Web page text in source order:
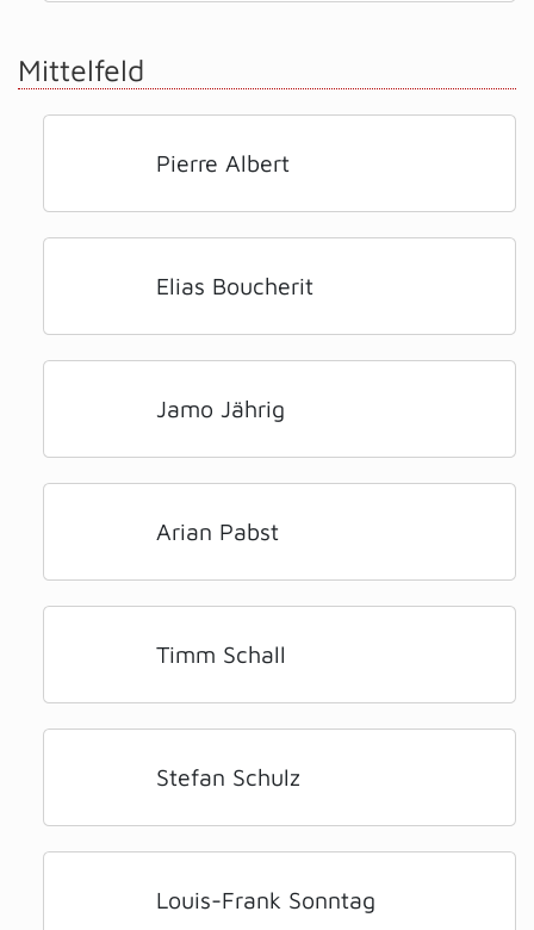
Mittelfeld
Pierre Albert
Elias Boucherit
Jamo Jährig
Arian Pabst
Timm Schall
Stefan Schulz
Louis-Frank Sonntag